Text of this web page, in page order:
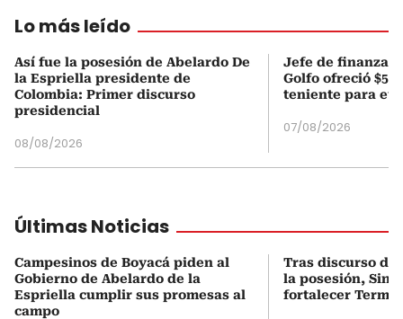
Lo más leído
Así fue la posesión de Abelardo De
la Espriella presidente de
Colombia: Primer discurso
presidencial
08/08/2026
Jefe de finanzas
Golfo ofreció
teniente para
07/08/2026
Últimas Noticias
Campesinos de Boyacá piden al
Gobierno de Abelardo de la
Espriella cumplir sus promesas al
campo
Tras discurso
la posesión,
fortalecer